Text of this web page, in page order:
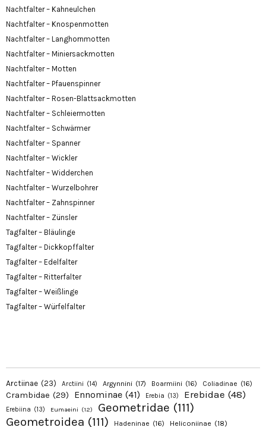
Nachtfalter – Kahneulchen
Nachtfalter – Knospenmotten
Nachtfalter – Langhornmotten
Nachtfalter – Miniersackmotten
Nachtfalter – Motten
Nachtfalter – Pfauenspinner
Nachtfalter – Rosen-Blattsackmotten
Nachtfalter – Schleiermotten
Nachtfalter – Schwärmer
Nachtfalter – Spanner
Nachtfalter – Wickler
Nachtfalter – Widderchen
Nachtfalter – Wurzelbohrer
Nachtfalter – Zahnspinner
Nachtfalter – Zünsler
Tagfalter – Bläulinge
Tagfalter – Dickkopffalter
Tagfalter – Edelfalter
Tagfalter – Ritterfalter
Tagfalter – Weißlinge
Tagfalter – Würfelfalter
Arctiinae (23) Arctiini (14) Argynnini (17) Boarmiini (16) Coliadinae (16)
Crambidae (29) Ennominae (41) Erebia (13) Erebidae (48)
Erebiina (13) Eumaeini (12) Geometridae (111)
Geometroidea (111) Hadeninae (16) Heliconiinae (18)